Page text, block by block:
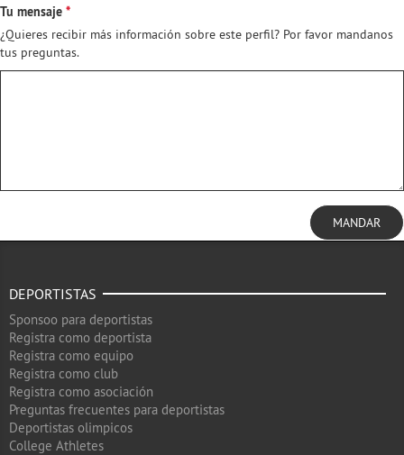
Tu mensaje
¿Quieres recibir más información sobre este perfil? Por favor mandanos
tus preguntas.
MANDAR
DEPORTISTAS
Sponsoo para deportistas
Registra como deportista
Registra como equipo
Registra como club
Registra como asociación
Preguntas frecuentes para deportistas
Deportistas olimpicos
College Athletes